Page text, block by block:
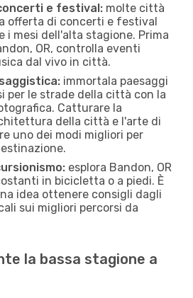
e festival: molte città
offerta di concerti e festival
i mesi dell'alta stagione. Prima
OR, controlla eventi
dal vivo in città.
immortala paesaggi
per le strade della città con la
Catturare la
della città e l'arte di
uno dei modi migliori per
esplora Bandon, OR
in bicicletta o a piedi. È
idea ottenere consigli dagli
sui migliori percorsi da
la bassa stagione a